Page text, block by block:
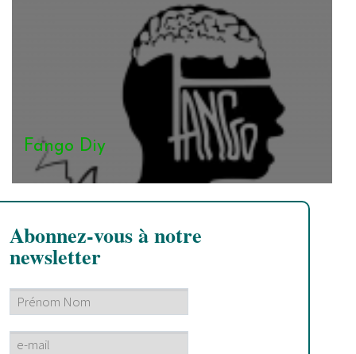
Fango Diy
Abonnez-vous à notre
newsletter